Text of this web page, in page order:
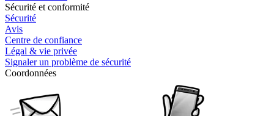
Sécurité et conformité
Sécurité
Avis
Centre de confiance
Légal & vie privée
Signaler un problème de sécurité
Coordonnées